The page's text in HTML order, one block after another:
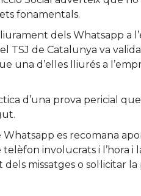
fonamentals.
dels Whatsapp a
TSJ de Catalunya va
d’elles lliurés a
d’una prova pericial
es recomana
involucrats i l’hora i
missatges o sol·licitar